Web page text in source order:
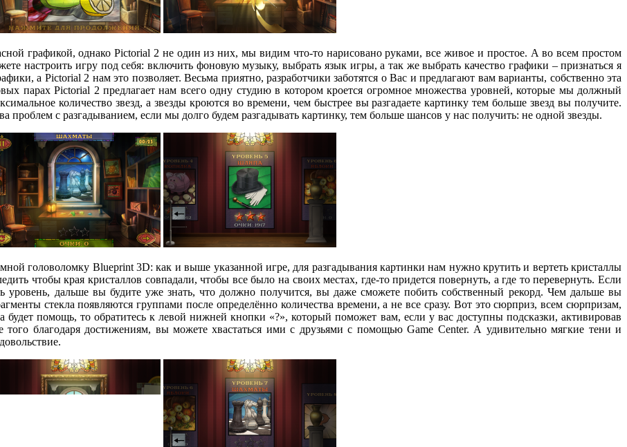
графикой, однако Pictorial 2 не один из них, мы видим что-то нарисовано руками, все живое и простое. А во всем простом
настроить игру под себя: включить фоновую музыку, выбрать язык игры, а так же выбрать качество графики – признаться я
а Pictorial 2 нам это позволяет. Весьма приятно, разработчики заботятся о Вас и предлагают вам варианты, собственно эта
парах Pictorial 2 предлагает нам всего одну студию в котором кроется огромное множества уровней, которые мы должный
количество звезд, а звезды кроются во времени, чем быстрее вы разгадаете картинку тем больше звезд вы получите.
проблем с разгадыванием, если мы долго будем разгадывать картинку, тем больше шансов у нас получить: не одной звезды.
головоломку Blueprint 3D: как и выше указанной игре, для разгадывания картинки нам нужно крутить и вертеть кристаллы
чтобы края кристаллов совпадали, чтобы все было на своих местах, где-то придется повернуть, а где то перевернуть. Если
уровень, дальше вы будите уже знать, что должно получится, вы даже сможете побить собственный рекорд. Чем дальше вы
стекла появляются группами после определённо количества времени, а не все сразу. Вот это сюрприз, всем сюрпризам,
помощь, то обратитесь к левой нижней кнопки «?», который поможет вам, если у вас доступны подсказки, активировав
того благодаря достижениям, вы можете хвастаться ими с друзьями с помощью Game Center. А удивительно мягкие тени и